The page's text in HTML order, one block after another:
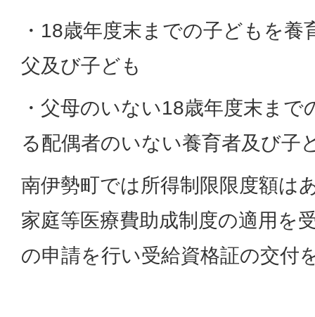
・18歳年度末までの子どもを
父及び子ども
・父母のいない18歳年度末ま
る配偶者のいない養育者及び子
南伊勢町では所得制限限度額は
家庭等医療費助成制度の適用を
の申請を行い受給資格証の交付